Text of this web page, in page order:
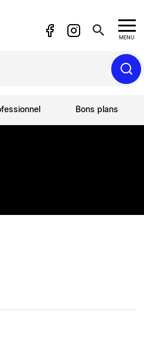
search MENU
Bons plans